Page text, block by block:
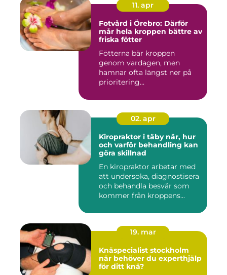
11. apr
Fotvård i Örebro: Därför
mår hela kroppen bättre av
friska fötter
Fötterna bär kroppen
genom vardagen, men
hamnar ofta längst ner på
prioritering...
02. apr
Kiropraktor i täby när, hur
och varför behandling kan
göra skillnad
En kiropraktor arbetar med
att undersöka, diagnostisera
och behandla besvär som
kommer från kroppens...
19. mar
Knäspecialist stockholm
när behöver du experthjälp
för ditt knä?